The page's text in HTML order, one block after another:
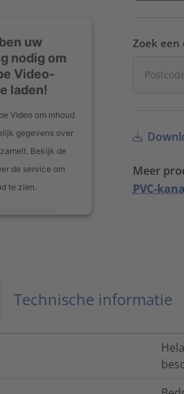
uw
nodig om
Video-
laden!
Video om inhoud
gegevens over
Bekijk de
de service om
te zien.
Zoek
Meer
PVC-
Technische informatie